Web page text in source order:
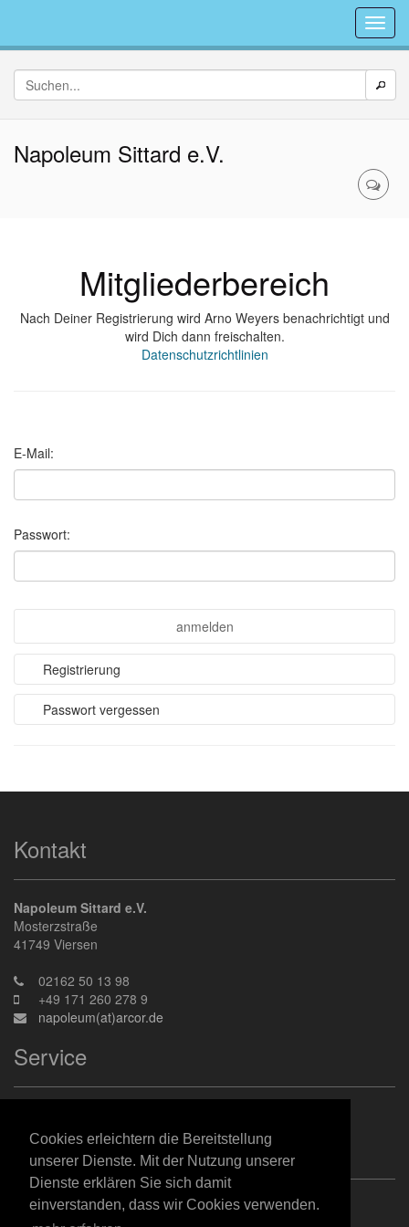
Cookies erleichtern die Bereitstellung
unserer Dienste. Mit der Nutzung unserer
Dienste erklären Sie sich damit
einverstanden, dass wir Cookies verwenden.
Napoleum Sittard e.V.
Mitgliederbereich
Nach Deiner Registrierung wird Arno Weyers benachrichtigt und
wird Dich dann freischalten.
Datenschutzrichtlinien
E-Mail:
Passwort:
anmelden
Registrierung
Passwort vergessen
Kontakt
Napoleum Sittard e.V.
Mosterzstraße
41749 Viersen
02162 50 13 98
+49 171 260 278 9
napoleum(at)arcor.de
Service
Datenschutz